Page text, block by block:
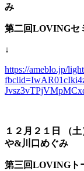
み
第二回LOVINGセ
↓
https://ameblo.jp/
１２月２１日 （
や&川口めぐみ
第三回LOVINGト